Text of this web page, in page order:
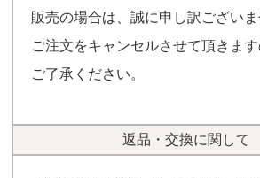
販売の場合は、誠に申し訳ござい
ご注文をキャンセルさせて頂きま
ご了承ください。
返品・交換に関して